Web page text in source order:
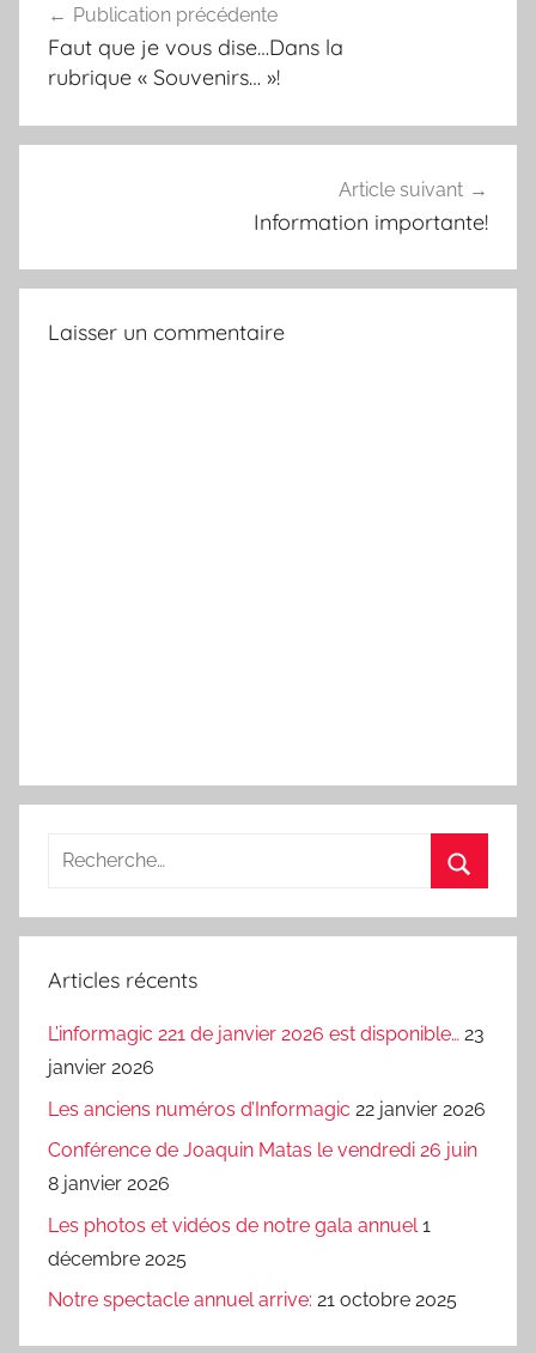
c
a
de
l’article
Publication précédente
Faut que je vous dise…Dans la
rubrique « Souvenirs… »!
Article suivant
Information importante!
Laisser un commentaire
Recherche
:
Articles récents
L’informagic 221 de janvier 2026 est disponible… 23
janvier 2026
Les anciens numéros d’Informagic 22 janvier 2026
Conférence de Joaquin Matas le vendredi 26 juin
8 janvier 2026
Les photos et vidéos de notre gala annuel 1
décembre 2025
Notre spectacle annuel arrive: 21 octobre 2025